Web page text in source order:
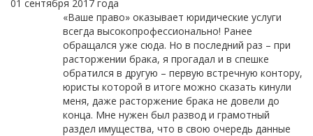
01 сентября 2017 года
«Ваше право» оказывает юридические услуги
всегда высокопрофессионально! Ранее
обращался уже сюда. Но в последний раз – при
расторжении брака, я прогадал и в спешке
обратился в другую – первую встречную контору,
юристы которой в итоге можно сказать кинули
меня, даже расторжение брака не довели до
конца. Мне нужен был развод и грамотный
раздел имущества, что в свою очередь данные